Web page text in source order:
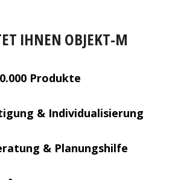
IHNEN OBJEKT-M
Produkte
& Individualisierung
& Planungshilfe